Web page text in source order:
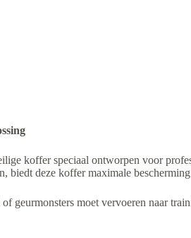
koffer speciaal ontworpen voor
deze koffer maximale
geurmonsters moet vervoeren naar